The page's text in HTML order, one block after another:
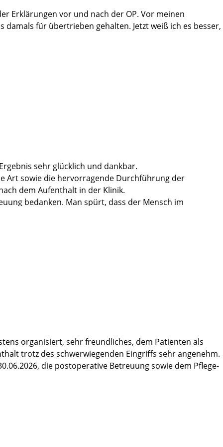
Erklärungen vor und nach der OP. Vor meinen
für übertrieben gehalten. Jetzt weiß ich es besser,
sehr glücklich und dankbar.
Art sowie die hervorragende Durchführung der
dem Aufenthalt in der Klinik.
bedanken. Man spürt, dass der Mensch im
Aufmerksamkeit und die stets saubere
organisiert, sehr freundliches, dem Patienten als
trotz des schwerwiegenden Eingriffs sehr angenehm.
die postoperative Betreuung sowie dem Pflege-